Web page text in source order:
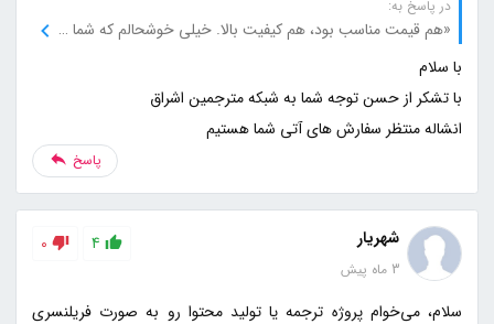
در پاسخ به:
«هم قیمت مناسب بود، هم کیفیت بالا. خیلی خوشحالم که شما رو انتخاب کردم.»
انشاله منتظر سفارش های آتی شما هستیم
پاسخ
شهریار
3 ماه پیش
4
0
سلام، می‌خوام پروژه ترجمه یا تولید محتوا رو به صورت فریلنسری